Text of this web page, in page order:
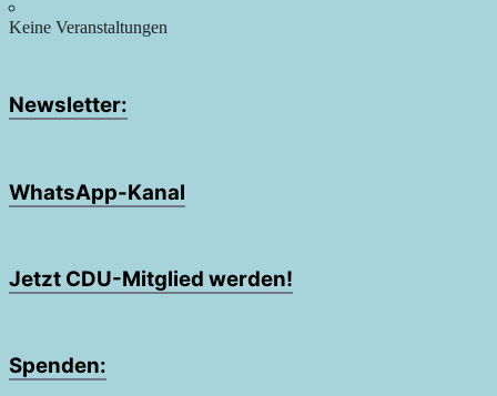
Keine Veranstaltungen
Newsletter:
WhatsApp-Kanal
Jetzt CDU-Mitglied werden!
Spenden: